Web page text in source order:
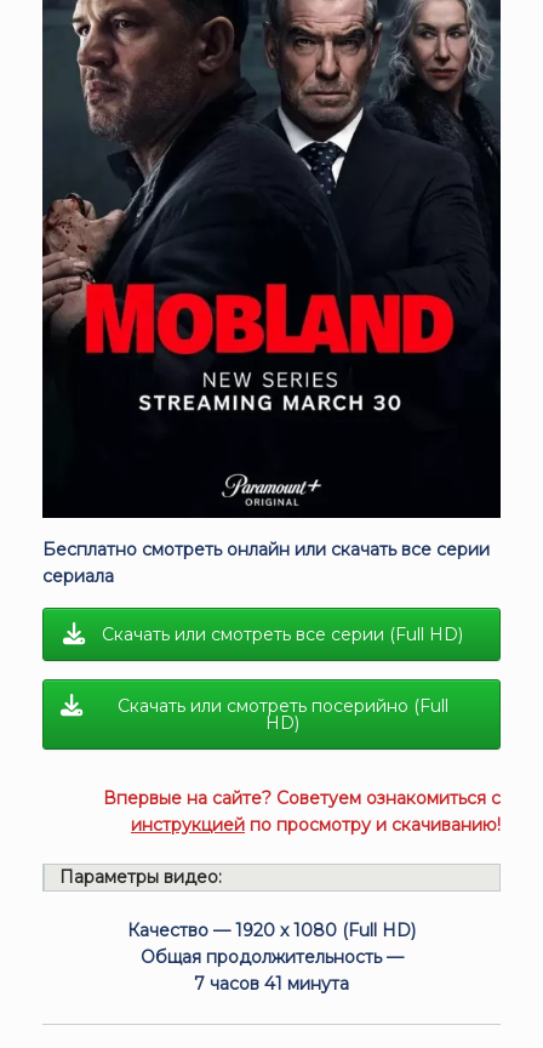
Бесплатно смотреть онлайн или скачать все серии
сериала
Скачать или смотреть все серии (Full HD)
Скачать или смотреть посерийно (Full
HD)
Впервые на сайте? Советуем ознакомиться с
инструкцией по просмотру и скачиванию!
Параметры видео:
Качество — 1920 x 1080 (Full HD)
Общая продолжительность —
7 часов 41 минута